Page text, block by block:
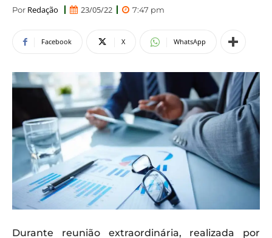
Por Redação 23/05/22 7:47 pm
Facebook X WhatsApp
Durante reunião extraordinária, realizada por